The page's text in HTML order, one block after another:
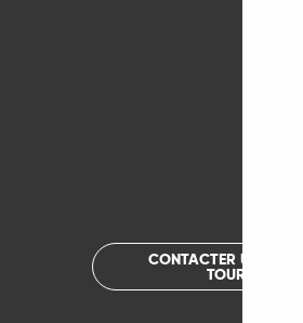
CONTACTER UN
TOURISME